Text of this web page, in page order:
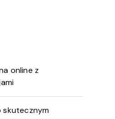
online z
skutecznym